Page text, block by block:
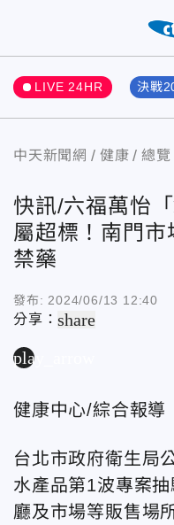
LIVE 24HR 決戰
中天新聞網 健康 總覽
快訊/六福萬怡
屬超標！南門
禁藥
發布: 2024/06/13 12:40
分享：share
play_arrow
健康中心/綜合報導
台北市政府衛生局
水產品第1波專案
廳及市場等販售場